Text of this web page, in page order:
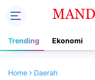
Trending Ekonomi
Home Daerah